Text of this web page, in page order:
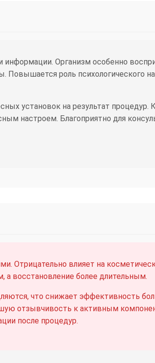
информации. Организм особенно
роль психологического
установок на результат
настроем. Благоприятно для
Отрицательно влияет на
восстановление более длительным.
что снижает эффективность
отзывчивость к активным
после процедур.